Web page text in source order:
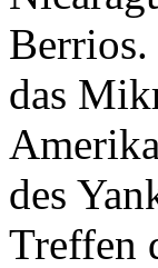
Berrios.
das
des
Treffen